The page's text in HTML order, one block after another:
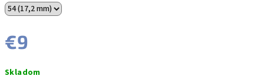
€9
cena:
Skladom